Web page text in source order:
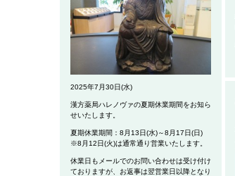
2025年7月30日(水)
漢方薬局ハレノヴァの夏期休業期間をお知ら
せいたします。
夏期休業期間：8月13日(水)～8月17日(日)
※8月12日(火)は通常通り営業いたします。
休業日もメールでのお問い合わせは受け付け
ておりますが、お返事は翌営業日以降となり